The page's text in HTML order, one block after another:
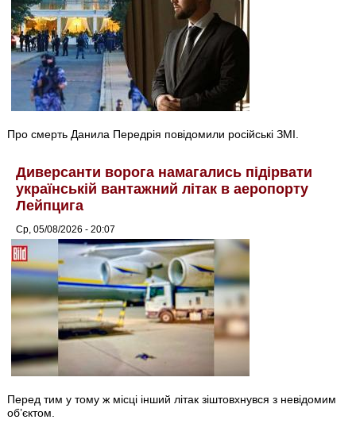
Про смерть Данила Передрія повідомили російські ЗМІ.
Диверсанти ворога намагались підірвати
українській вантажний літак в аеропорту
Лейпцига
Ср, 05/08/2026 - 20:07
Перед тим у тому ж місці інший літак зіштовхнувся з невідомим
об’єктом.